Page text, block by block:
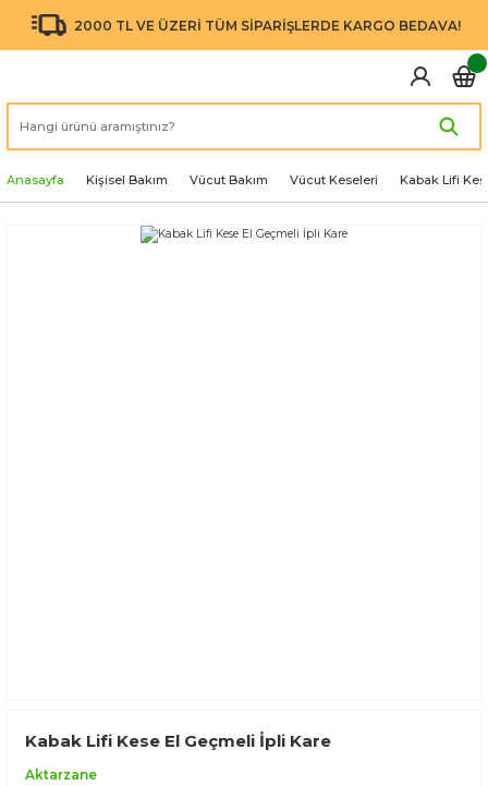
2000 TL VE ÜZERİ TÜM SİPARİŞLERDE KARGO BEDAVA!
Anasayfa Kişisel Bakım Vücut Bakım Vücut Keseleri Kabak Lifi
Kabak Lifi Kese El Geçmeli İpli Kare
Aktarzane